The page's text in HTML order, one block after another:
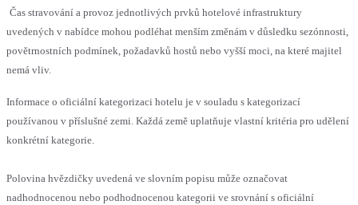
Čas stravování a provoz jednotlivých prvků hotelové infrastruktury
uvedených v nabídce mohou podléhat menším změnám v důsledku sezónnosti,
povětrnostních podmínek, požadavků hostů nebo vyšší moci, na které majitel
nemá vliv.
Informace o oficiální kategorizaci hotelu je v souladu s kategorizací
používanou v příslušné zemi. Každá země uplatňuje vlastní kritéria pro udělení
konkrétní kategorie.
Polovina hvězdičky uvedená ve slovním popisu může označovat
nadhodnocenou nebo podhodnocenou kategorii ve srovnání s oficiální